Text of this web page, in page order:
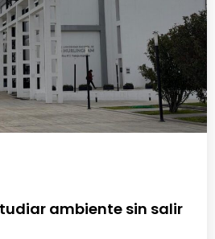
ambiente sin salir